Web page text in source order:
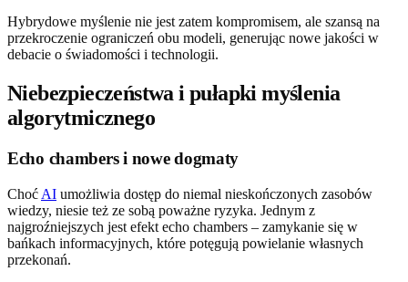
Hybrydowe myślenie nie jest zatem kompromisem, ale szansą na
przekroczenie ograniczeń obu modeli, generując nowe jakości w
debacie o świadomości i technologii.
Niebezpieczeństwa i pułapki myślenia
algorytmicznego
Echo chambers i nowe dogmaty
Choć AI umożliwia dostęp do niemal nieskończonych zasobów
wiedzy, niesie też ze sobą poważne ryzyka. Jednym z
najgroźniejszych jest efekt echo chambers – zamykanie się w
bańkach informacyjnych, które potęgują powielanie własnych
przekonań.